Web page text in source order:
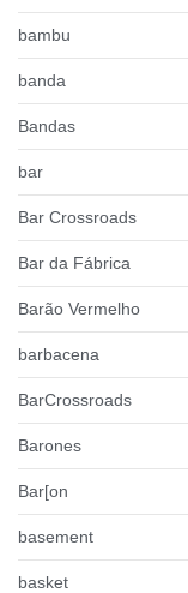
bambu
banda
Bandas
bar
Bar Crossroads
Bar da Fábrica
Barão Vermelho
barbacena
BarCrossroads
Barones
Bar[on
basement
basket